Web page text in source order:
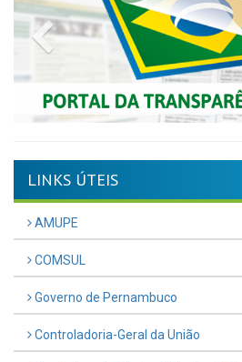
Previous
LINKS ÚTEIS
AMUPE
COMSUL
Governo de Pernambuco
Controladoria-Geral da União